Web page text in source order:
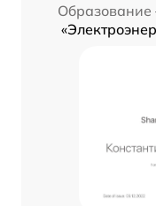
Образование